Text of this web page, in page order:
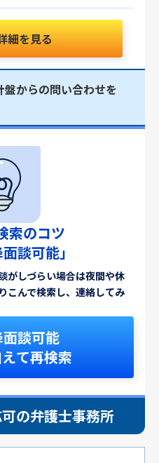
細を見る
からの問い合わせを
索のコツ
談可能」
がしづらい場合は夜間や休
こんで検索し、連絡してみ
談可能
て再検索
の弁護士事務所